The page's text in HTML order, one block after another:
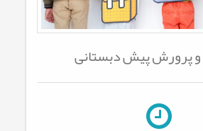
پرورش پیش دبستانی